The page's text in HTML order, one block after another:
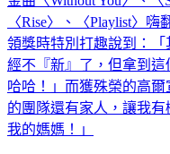
〈Rise〉、〈Playlist〉
領獎時特別打趣說到：
經不『新』了，但拿到這
哈哈！」而獲殊榮的高爾
的團隊還有家人，讓我
我的媽媽！」